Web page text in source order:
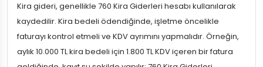
Kira gideri, genellikle 760 Kira Giderleri hesabı kullanılarak
kaydedilir. Kira bedeli ödendiğinde, işletme öncelikle
faturayı kontrol etmeli ve KDV ayrımını yapmalıdır. Örneğin,
aylık 10.000 TL kira bedeli için 1.800 TL KDV içeren bir fatura